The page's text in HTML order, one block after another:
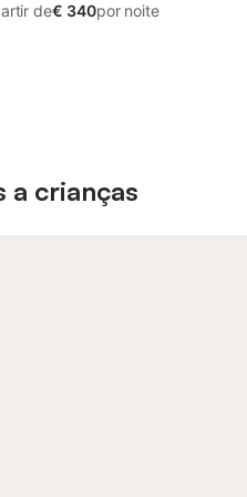
de€ 340por noite
a crianças